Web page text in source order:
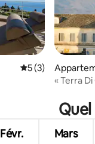
Évaluation
5 (3)
« Terra
Févr. Mars